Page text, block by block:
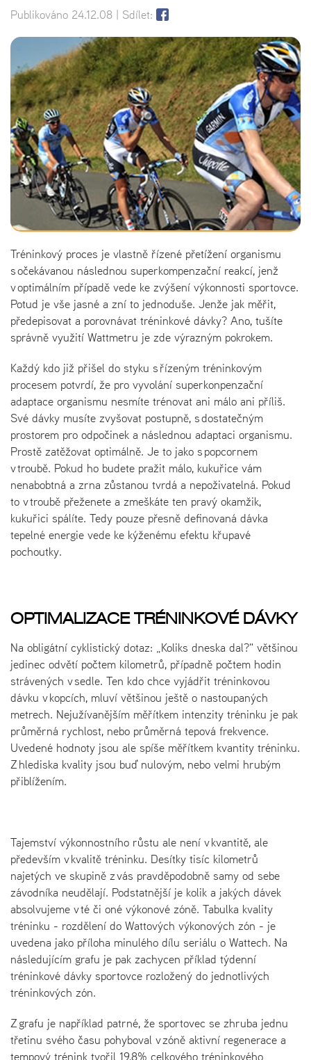
Publikováno 24.12.08 | Sdílet:
Tréninkový proces je vlastně řízené přetížení organismu
s očekávanou následnou superkompenzační reakcí, jenž
v optimálním případě vede ke zvýšení výkonnosti sportovce.
Potud je vše jasné a zní to jednoduše. Jenže jak měřit,
předepisovat a porovnávat tréninkové dávky? Ano, tušíte
správně využití Wattmetru je zde výrazným pokrokem.
Každý kdo již přišel do styku s řízeným tréninkovým
procesem potvrdí, že pro vyvolání superkonpenzační
adaptace organismu nesmíte trénovat ani málo ani příliš.
Své dávky musíte zvyšovat postupně, s dostatečným
prostorem pro odpočinek a následnou adaptaci organismu.
Prostě zatěžovat optimálně. Je to jako s popcornem
v troubě. Pokud ho budete pražit málo, kukuřice vám
nenabobtná a zrna zůstanou tvrdá a nepoživatelná. Pokud
to v troubě přeženete a zmeškáte ten pravý okamžik,
kukuřici spálíte. Tedy pouze přesně definovaná dávka
tepelné energie vede ke kýženému efektu křupavé
pochoutky.
OPTIMALIZACE TRÉNINKOVÉ DÁVKY
Na obligátní cyklistický dotaz: „Koliks dneska dal?" většinou
jedinec odvětí počtem kilometrů, případně počtem hodin
strávených v sedle. Ten kdo chce vyjádřit tréninkovou
dávku v kopcích, mluví většinou ještě o nastoupaných
metrech. Nejužívanějším měřítkem intenzity tréninku je pak
průměrná rychlost, nebo průměrná tepová frekvence.
Uvedené hodnoty jsou ale spíše měřítkem kvantity tréninku.
Z hlediska kvality jsou buď nulovým, nebo velmi hrubým
přiblížením.
Tajemství výkonnostního růstu ale není v kvantitě, ale
především v kvalitě tréninku. Desítky tisíc kilometrů
najetých ve skupině z vás pravděpodobně samy od sebe
závodníka neudělají. Podstatnější je kolik a jakých dávek
absolvujeme v té či oné výkonové zóně. Tabulka kvality
tréninku - rozdělení do Wattových výkonových zón - je
uvedena jako příloha minulého dílu seriálu o Wattech. Na
následujícím grafu je pak zachycen příklad týdenní
tréninkové dávky sportovce rozložený do jednotlivých
tréninkových zón.
Z grafu je například patrné, že sportovec se zhruba jednu
třetinu svého času pohyboval v zóně aktivní regenerace a
tempový trénink tvořil 19,8% celkového tréninkového